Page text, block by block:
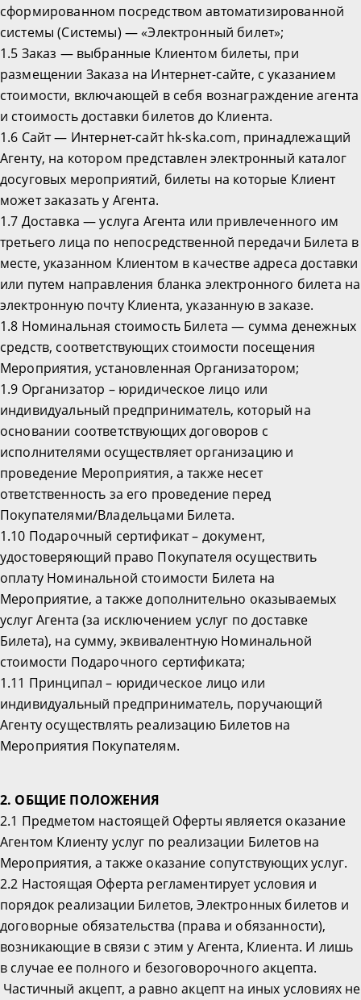
сформированном посредством автоматизированной
системы (Системы) — «Электронный билет»;
1.5 Заказ — выбранные Клиентом билеты, при
размещении Заказа на Интернет-сайте, с указанием
стоимости, включающей в себя вознаграждение агента
и стоимость доставки билетов до Клиента.
1.6 Сайт — Интернет-сайт hk-ska.com, принадлежащий
Агенту, на котором представлен электронный каталог
досуговых мероприятий, билеты на которые Клиент
может заказать у Агента.
1.7 Доставка — услуга Агента или привлеченного им
третьего лица по непосредственной передачи Билета в
месте, указанном Клиентом в качестве адреса доставки
или путем направления бланка электронного билета на
электронную почту Клиента, указанную в заказе.
1.8 Номинальная стоимость Билета — сумма денежных
средств, соответствующих стоимости посещения
Мероприятия, установленная Организатором;
1.9 Организатор – юридическое лицо или
индивидуальный предприниматель, который на
основании соответствующих договоров с
исполнителями осуществляет организацию и
проведение Мероприятия, а также несет
ответственность за его проведение перед
Покупателями/Владельцами Билета.
1.10 Подарочный сертификат – документ,
удостоверяющий право Покупателя осуществить
оплату Номинальной стоимости Билета на
Мероприятие, а также дополнительно оказываемых
услуг Агента (за исключением услуг по доставке
Билета), на сумму, эквивалентную Номинальной
стоимости Подарочного сертификата;
1.11 Принципал – юридическое лицо или
индивидуальный предприниматель, поручающий
Агенту осуществлять реализацию Билетов на
Мероприятия Покупателям.
2. ОБЩИЕ ПОЛОЖЕНИЯ
2.1 Предметом настоящей Оферты является оказание
Агентом Клиенту услуг по реализации Билетов на
Мероприятия, а также оказание сопутствующих услуг.
2.2 Настоящая Оферта регламентирует условия и
порядок реализации Билетов, Электронных билетов и
договорные обязательства (права и обязанности),
возникающие в связи с этим у Агента, Клиента. И лишь
в случае ее полного и безоговорочного акцепта.
Частичный акцепт, а равно акцепт на иных условиях не